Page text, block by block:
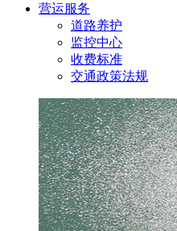
营运服务
道路养护
监控中心
收费标准
交通政策法规